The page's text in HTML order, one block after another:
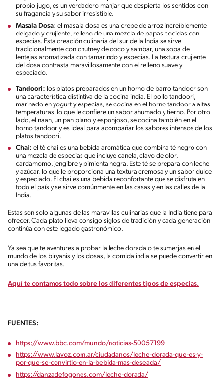
propio jugo, es un verdadero manjar que despierta los sentidos con
su fragancia y su sabor irresistible.
Masala Dosa: el masala dosa es una crepe de arroz increíblemente
delgado y crujiente, relleno de una mezcla de papas cocidas con
especias. Esta creación culinaria del sur de la India se sirve
tradicionalmente con chutney de coco y sambar, una sopa de
lentejas aromatizada con tamarindo y especias. La textura crujiente
del dosa contrasta maravillosamente con el relleno suave y
especiado.
Tandoori: los platos preparados en un horno de barro tandoor son
una característica distintiva de la cocina india. El pollo tandoori,
marinado en yogurt y especias, se cocina en el horno tandoor a altas
temperaturas, lo que le confiere un sabor ahumado y tierno. Por otro
lado, el naan, un pan plano y esponjoso, se cocina también en el
horno tandoor y es ideal para acompañar los sabores intensos de los
platos tandoori.
Chai: el té chai es una bebida aromática que combina té negro con
una mezcla de especias que incluye canela, clavo de olor,
cardamomo, jengibre y pimienta negra. Este té se prepara con leche
y azúcar, lo que le proporciona una textura cremosa y un sabor dulce
y especiado. El chai es una bebida reconfortante que se disfruta en
todo el país y se sirve comúnmente en las casas y en las calles de la
India.
Estas son solo algunas de las maravillas culinarias que la India tiene para
ofrecer. Cada plato lleva consigo siglos de tradición y cada generación
continúa con este legado gastronómico.
Ya sea que te aventures a probar la leche dorada o te sumerjas en el
mundo de los biryanis y los dosas, la comida india se puede convertir en
una de tus favoritas.
Aquí te contamos todo sobre los diferentes tipos de especias.
FUENTES:
https://www.bbc.com/mundo/noticias-50057199
https://www.lavoz.com.ar/ciudadanos/leche-dorada-que-es-y-
por-que-se-convirtio-en-la-bebida-mas-deseada/
https://danzadefogones.com/leche-dorada/